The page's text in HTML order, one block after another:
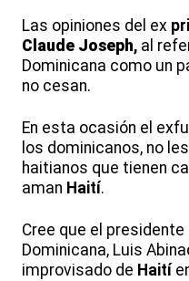
Las opiniones del ex
Claude Joseph, al
Dominicana como un
no cesan.
En esta ocasión el
los dominicanos, no
haitianos que tienen
aman Haití.
Cree que el presidente
Dominicana, Luis
improvisado de Haití